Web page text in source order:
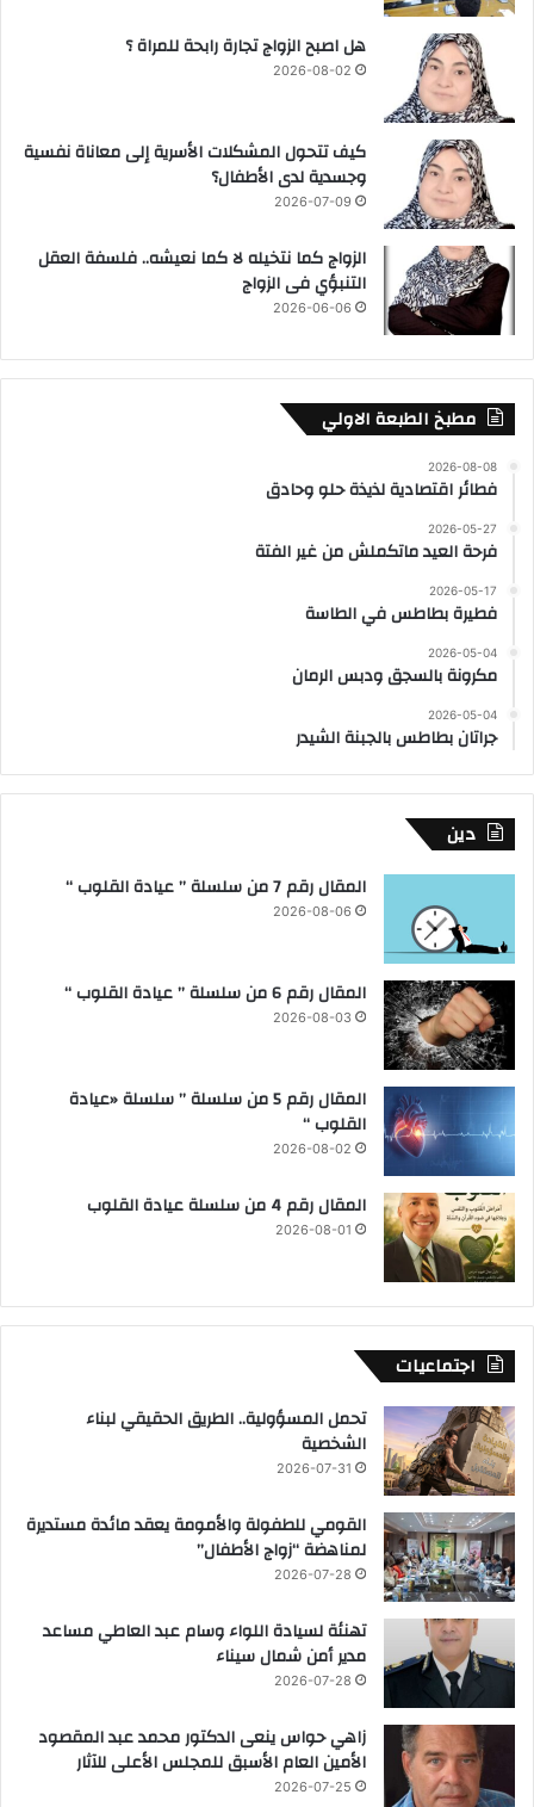
هل اصبح الزواج تجارة رابحة للمراة ؟
2026-08-02
كيف تتحول المشكلات الأسرية إلى معاناة نفسية
وجسدية لدى الأطفال؟
2026-07-09
الزواج كما نتخيله لا كما نعيشه.. فلسفة العقل
التنبؤي فى الزواج
2026-06-06
مطبخ الطبعة الاولي
2026-08-08
فطائر اقتصادية لذيذة حلو وحادق
2026-05-27
فرحة العيد ماتكملش من غير الفتة
2026-05-17
فطيرة بطاطس في الطاسة
2026-05-04
مكرونة بالسجق ودبس الرمان
2026-05-04
جراتان بطاطس بالجبنة الشيدر
دين
المقال رقم 7 من سلسلة ” عيادة القلوب “
2026-08-06
المقال رقم 6 من سلسلة ” عيادة القلوب “
2026-08-03
المقال رقم 5 من سلسلة ” سلسلة «عيادة
القلوب “
2026-08-02
المقال رقم 4 من سلسلة عيادة القلوب
2026-08-01
اجتماعيات
تحمل المسؤولية.. الطريق الحقيقي لبناء
الشخصية
2026-07-31
القومي للطفولة والأمومة يعقد مائدة مستديرة
لمناهضة “زواج الأطفال”
2026-07-28
تهنئة لسيادة اللواء وسام عبد العاطي مساعد
مدير أمن شمال سيناء
2026-07-28
زاهي حواس ينعى الدكتور محمد عبد المقصود
الأمين العام الأسبق للمجلس الأعلى للآثار
2026-07-25